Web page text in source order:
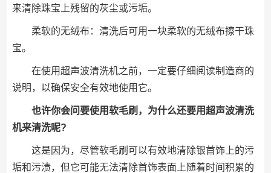
来清除珠宝上残留的灰尘或污垢。
柔软的无绒布：清洗后可用一块柔软的无绒布擦干珠
宝。
在使用超声波清洗机之前，一定要仔细阅读制造商的
说明，以确保安全有效地使用它。
也许你会问要使用软毛刷，为什么还要用超声波清洗
机来清洗呢?
这是因为，尽管软毛刷可以有效地清除银首饰上的污
垢和污渍，但它可能无法清除首饰表面上随着时间积累的